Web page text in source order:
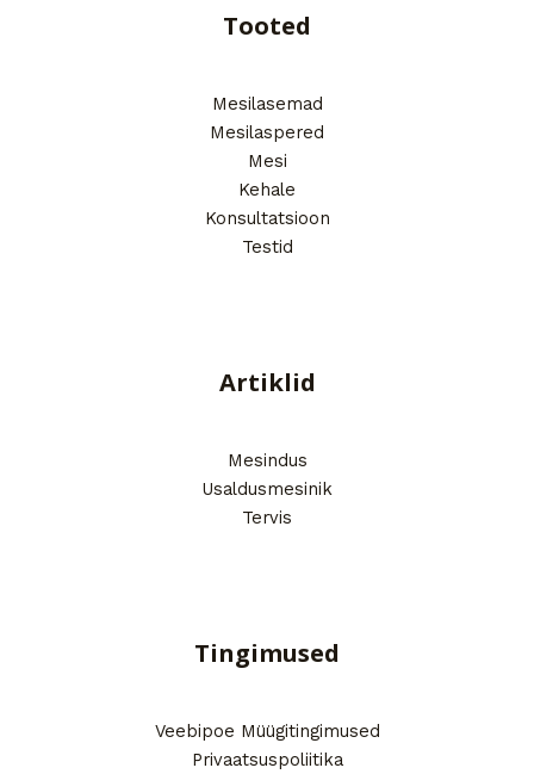
Tooted
Mesilasemad
Mesilaspered
Mesi
Kehale
Konsultatsioon
Testid
Artiklid
Mesindus
Usaldusmesinik
Tervis
Tingimused
Veebipoe Müügitingimused
Privaatsuspoliitika